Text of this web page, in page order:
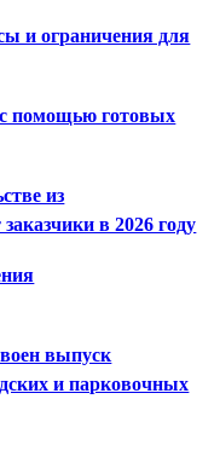
и ограничения для
с помощью готовых
из
в 2026 году
выпуск
и парковочных